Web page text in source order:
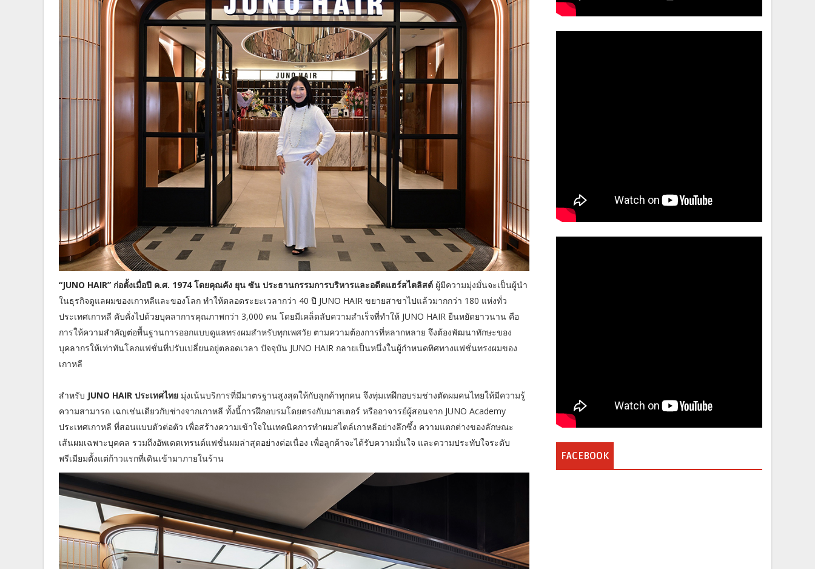
“JUNO HAIR” ก่อตั้งเมื่อปี ค.ศ. 1974 โดยคุณคัง ยุน ซัน ประธานกรรมการบริหารและอดีตแฮร์สไตลิสต์ ผู้มีความมุ่งมั่นจะเป็นผู้นำ
ในธุรกิจดูแลผมของเกาหลีและของโลก ทำให้ตลอดระยะเวลากว่า 40 ปี JUNO HAIR ขยายสาขาไปแล้วมากกว่า 180 แห่งทั่ว
ประเทศเกาหลี คับคั่งไปด้วยบุคลาการคุณภาพกว่า 3,000 คน โดยมีเคล็ดลับความสำเร็จที่ทำให้ JUNO HAIR ยืนหยัดยาวนาน คือ
การให้ความสำคัญต่อพื้นฐานการออกแบบดูแลทรงผมสำหรับทุกเพศวัย ตามความต้องการที่หลากหลาย จึงต้องพัฒนาทักษะของ
บุคลากรให้เท่าทันโลกแฟชั่นที่ปรับเปลี่ยนอยู่ตลอดเวลา ปัจจุบัน JUNO HAIR กลายเป็นหนึ่งในผู้กำหนดทิศทางแฟชั่นทรงผมของ
เกาหลี
สำหรับ JUNO HAIR ประเทศไทย มุ่งเน้นบริการที่มีมาตรฐานสูงสุดให้กับลูกค้าทุกคน จึงทุ่มเทฝึกอบรมช่างตัดผมคนไทยให้มีความรู้
ความสามารถ เฉกเช่นเดียวกับช่างจากเกาหลี ทั้งนี้การฝึกอบรมโดยตรงกับมาสเตอร์ หรืออาจารย์ผู้สอนจาก JUNO Academy
ประเทศเกาหลี ที่สอนแบบตัวต่อตัว เพื่อสร้างความเข้าใจในเทคนิคการทำผมสไตล์เกาหลีอย่างลึกซึ้ง ความแตกต่างของลักษณะ
เส้นผมเฉพาะบุคคล รวมถึงอัพเดตเทรนด์แฟชั่นผมล่าสุดอย่างต่อเนื่อง เพื่อลูกค้าจะได้รับความมั่นใจ และความประทับใจระดับ
พรีเมียมตั้งแต่ก้าวแรกที่เดินเข้ามาภายในร้าน
FACEBOOK